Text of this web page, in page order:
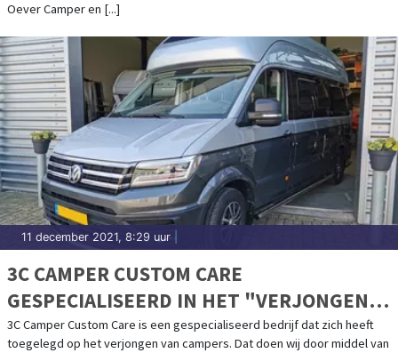
Oever Camper en [...]
11 december 2021, 8:29 uur
3C CAMPER CUSTOM CARE
GESPECIALISEERD IN HET "VERJONGEN"
VAN CAMPERS
3C Camper Custom Care is een gespecialiseerd bedrijf dat zich heeft
toegelegd op het verjongen van campers. Dat doen wij door middel van